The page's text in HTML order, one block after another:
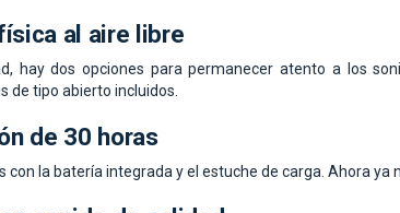
al aire libre
hay dos opciones para permanecer atento a los
de tipo abierto incluidos.
de 30 horas
con la batería integrada y el estuche de carga. Ahora